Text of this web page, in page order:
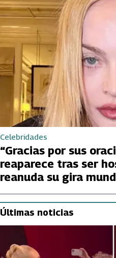
Celebridades
“Gracias por sus
reaparece tras ser
reanuda su gira
Últimas noticias